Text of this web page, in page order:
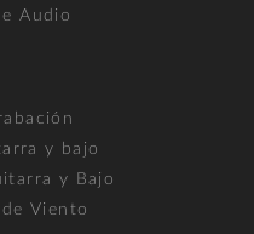
Audio
y bajo
y Bajo
Viento